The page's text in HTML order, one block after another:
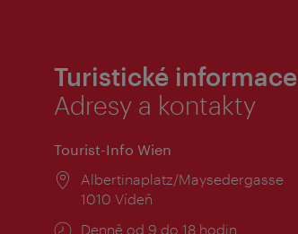
Turistické informace
Adresy a kontakty
Tourist-Info Wien
Místo:
Albertinaplatz/Maysedergasse
1010 Vídeň
Provozní
Denně od 9 do 18 hodin